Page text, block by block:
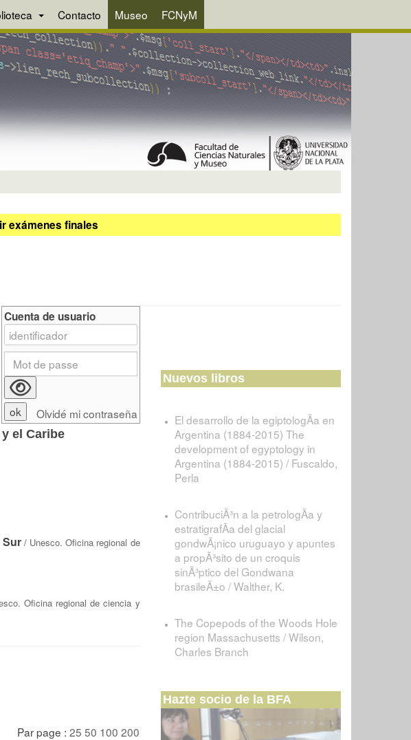
Contacto Museo FCNyM
exámenes finales
el Caribe
/ Unesco. Oficina regional de
Oficina regional de ciencia y
Par page : 25 50 100 200
Cuenta de usuario
Olvidé mi contraseña
Nuevos libros
El desarrollo de la egiptologÃ­a en
Argentina (1884-2015) The
development of egyptology in
Argentina (1884-2015) / Fuscaldo,
Perla
ContribuciÃ³n a la petrologÃ­a y
estratigrafÃ­a del glacial
gondwÃ¡nico uruguayo y apuntes
a propÃ³sito de un croquis
sinÃ³ptico del Gondwana
brasileÃ±o / Walther, K.
The Copepods of the Woods Hole
region Massachusetts / Wilson,
Charles Branch
Hazte socio de la BFA